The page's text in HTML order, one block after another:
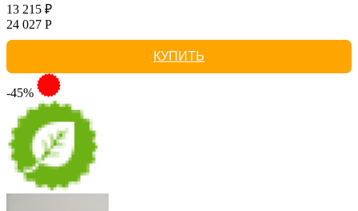
13 215 ₽
24 027 Р
КУПИТЬ
-45%